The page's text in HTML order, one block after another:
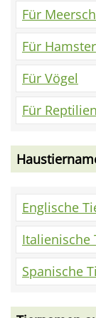
Für
Für Hamster
Für Vögel
Für Reptilien
Englische
Italienische
Spanische